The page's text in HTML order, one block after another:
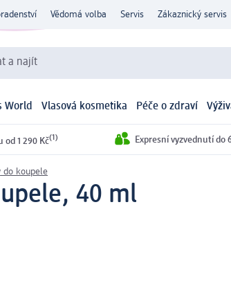
Vědomá volba Servis Zákaznický servis
a najít
World Vlasová kosmetika Péče o zdraví
od 1 290 Kč(1) Expresní vyzvednutí do
do koupele
40 ml